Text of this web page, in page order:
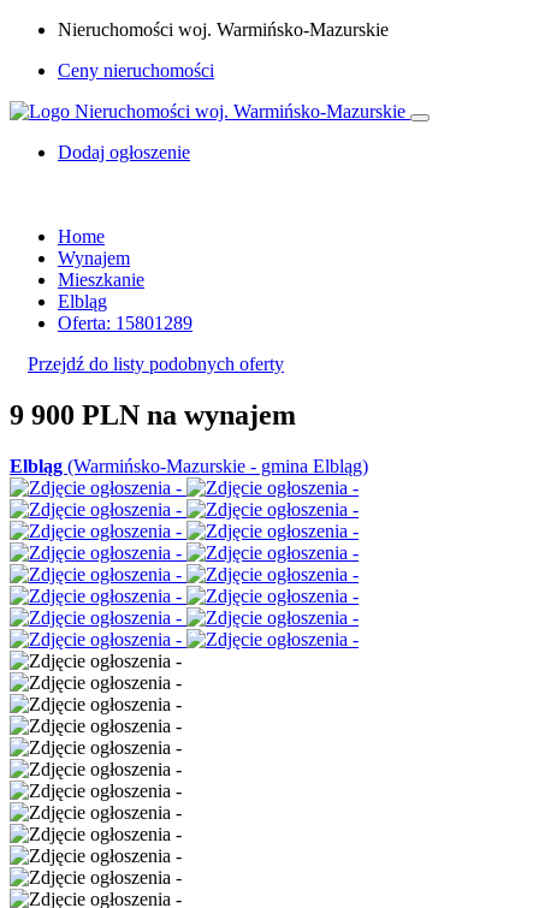
Nieruchomości woj. Warmińsko-Mazurskie
Ceny nieruchomości
Dodaj ogłoszenie
Home
Wynajem
Mieszkanie
Elbląg
Oferta: 15801289
Przejdź do listy podobnych oferty
9 900 PLN na wynajem
Elbląg (Warmińsko-Mazurskie - gmina Elbląg)